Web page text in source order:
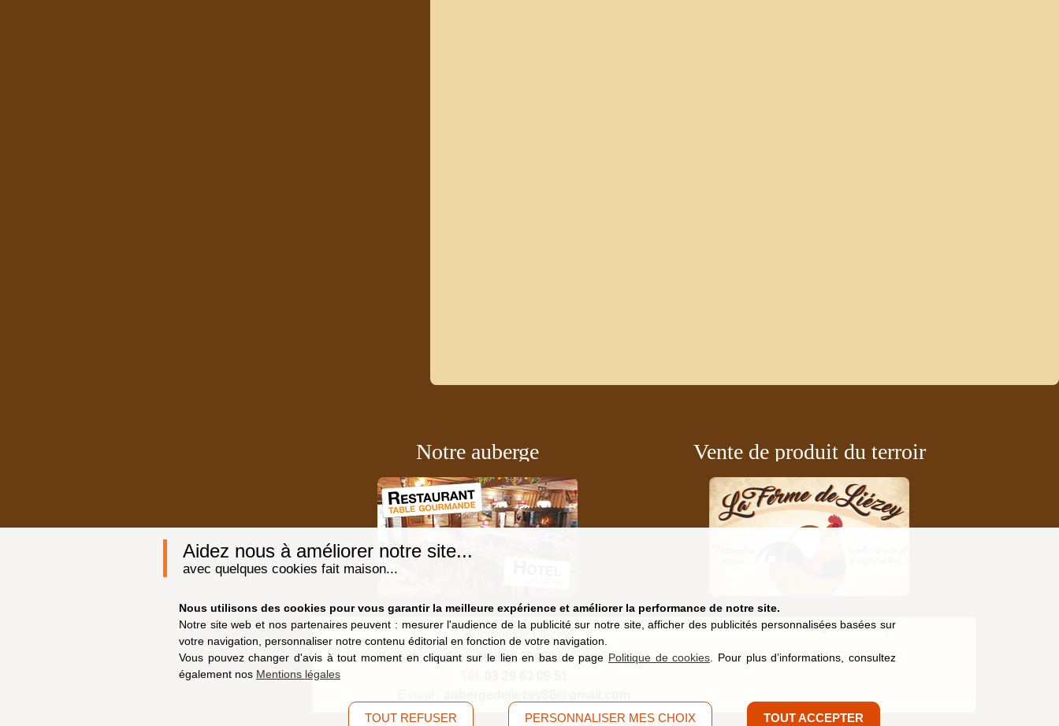
Aidez nous à améliorer notre site...
avec quelques cookies fait maison...
Nous utilisons des cookies pour vous garantir la meilleure expérience et améliorer la performance de notre site.
Notre site web et nos partenaires peuvent : mesurer l'audience de la publicité sur notre site, afficher des publicités personnalisées basées sur
votre navigation, personnaliser notre contenu éditorial en fonction de votre navigation.
Vous pouvez changer d'avis à tout moment en cliquant sur le lien en bas de page Politique de cookies . Pour plus d’informations, consultez
également nos Mentions légales
TOUT REFUSER PERSONNALISER MES CHOIX TOUT ACCEPTER
Notre auberge Vente de produit du terroir
9, route de Saucefaing, 88400 Liézey(Vosges)